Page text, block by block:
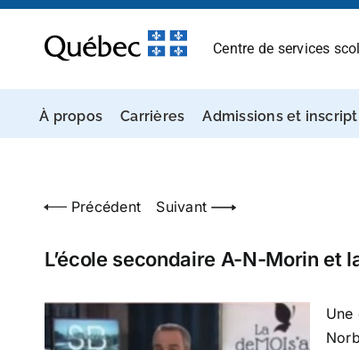
Passer
contenu
Centre de services
À propos Carrières Admissions et
Précédent Suivant
L’école secondaire A-N-Morin et
Une